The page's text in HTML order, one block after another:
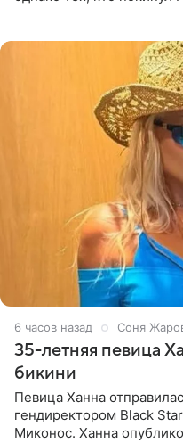
6 часов назад Соня
35-летняя певица
бикини
Певица Ханна
гендиректором Black
Миконос. Ханна